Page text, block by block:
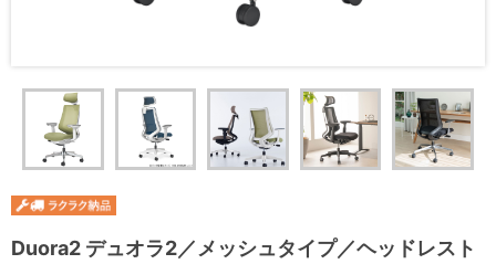
Duora2 デュオラ2／メッシュタイプ／ヘッドレスト